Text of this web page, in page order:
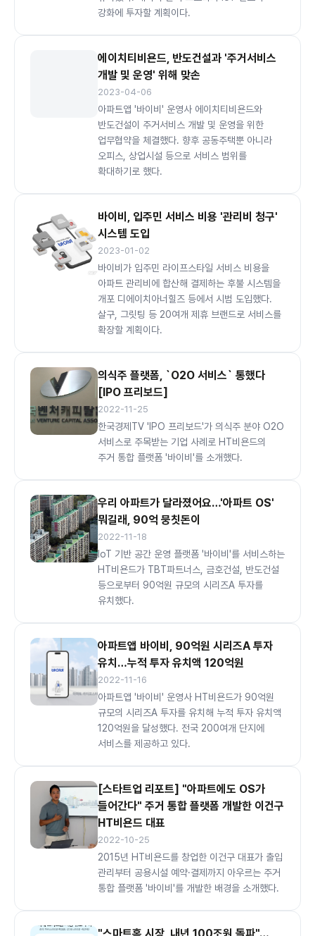
강화에 투자할 계획이다.
에이치티비욘드, 반도건설과 '주거서비스
개발 및 운영' 위해 맞손
2023-04-06
아파트앱 '바이비' 운영사 에이치티비욘드와
반도건설이 주거서비스 개발 및 운영을 위한
업무협약을 체결했다. 향후 공동주택뿐 아니라
오피스, 상업시설 등으로 서비스 범위를
확대하기로 했다.
바이비, 입주민 서비스 비용 '관리비 청구'
시스템 도입
2023-01-02
바이비가 입주민 라이프스타일 서비스 비용을
아파트 관리비에 합산해 결제하는 후불 시스템을
개포 디에이치아너힐즈 등에서 시범 도입했다.
살구, 그릿팅 등 20여개 제휴 브랜드로 서비스를
확장할 계획이다.
의식주 플랫폼, `O2O 서비스` 통했다
[IPO 프리보드]
2022-11-25
한국경제TV 'IPO 프리보드'가 의식주 분야 O2O
서비스로 주목받는 기업 사례로 HT비욘드의
주거 통합 플랫폼 '바이비'를 소개했다.
우리 아파트가 달라졌어요…'아파트 OS'
뭐길래, 90억 뭉칫돈이
2022-11-18
IoT 기반 공간 운영 플랫폼 '바이비'를 서비스하는
HT비욘드가 TBT파트너스, 금호건설, 반도건설
등으로부터 90억원 규모의 시리즈A 투자를
유치했다.
아파트앱 바이비, 90억원 시리즈A 투자
유치…누적 투자 유치액 120억원
2022-11-16
아파트앱 '바이비' 운영사 HT비욘드가 90억원
규모의 시리즈A 투자를 유치해 누적 투자 유치액
120억원을 달성했다. 전국 200여개 단지에
서비스를 제공하고 있다.
[스타트업 리포트] "아파트에도 OS가
들어간다" 주거 통합 플랫폼 개발한 이건구
HT비욘드 대표
2022-10-25
2015년 HT비욘드를 창업한 이건구 대표가 출입
관리부터 공용시설 예약·결제까지 아우르는 주거
통합 플랫폼 '바이비'를 개발한 배경을 소개했다.